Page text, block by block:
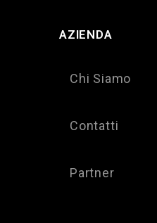
AZIENDA
Chi Siamo
Contatti
Partner